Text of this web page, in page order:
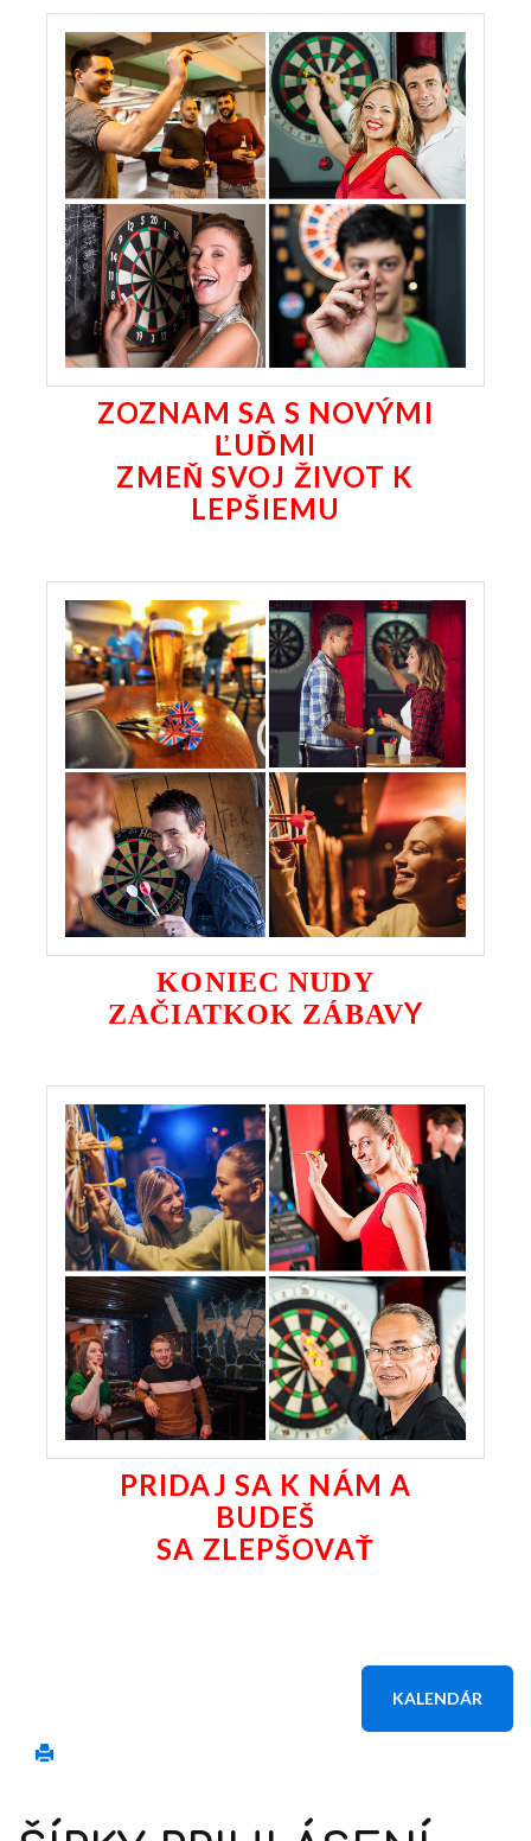
ZOZNAM SA S NOVÝMI
ĽUĎMI
ZMEŇ SVOJ ŽIVOT K
LEPŠIEMU
KONIEC NUDY
ZAČIATKOK ZÁBAVY
PRIDAJ SA K NÁM A
BUDEŠ
SA ZLEPŠOVAŤ
KALENDÁR